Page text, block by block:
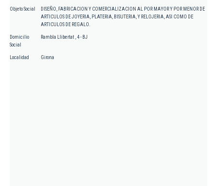
Objeto Social
DISEÑO, FABRICACION Y COMERCIALIZACION AL POR MAYOR Y POR MENOR DE
ARTICULOS DE JOYERIA, PLATERIA, BISUTERIA, Y RELOJERIA, ASI COMO DE
ARTICULOS DE REGALO.
Domicilio
Social
Rambla Llibertat , 4 - BJ
Localidad Girona